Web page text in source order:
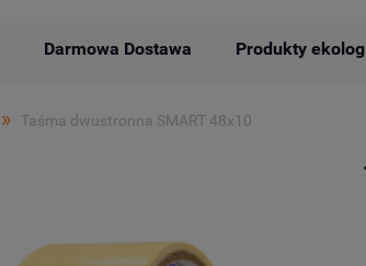
Darmowa Dostawa Produkty
» Taśma dwustronna SMART 48x10